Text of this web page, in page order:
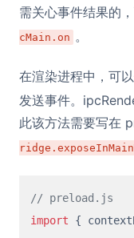
需关心事件结果的
cMain.on 。
在渲染进程中，可
发送事件。
此该方法需要写在
// preload.js
import {